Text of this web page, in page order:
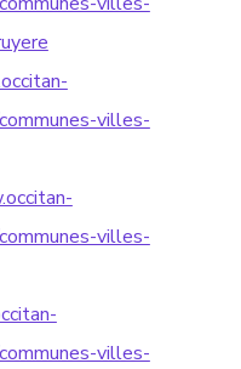
villes-
villes-
villes-